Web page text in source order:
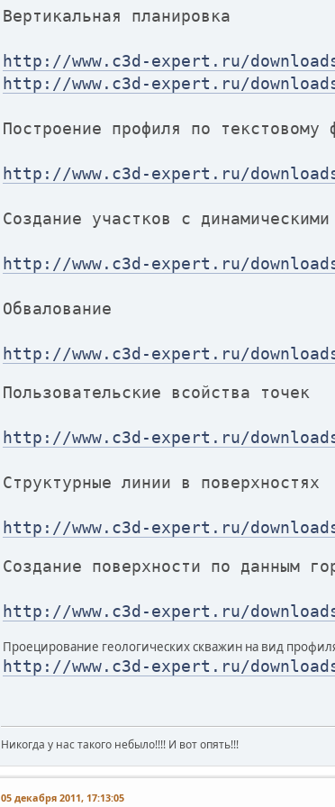
Вертикальная планировка
http://www.c3d-expert.ru/
http://www.c3d-expert.ru/
Построение профиля по текстовому
http://www.c3d-expert.ru/
Создание участков с
http://www.c3d-expert.ru/
Обвалование
http://www.c3d-expert.ru/
Пользовательские всойства точек
http://www.c3d-expert.ru/
Структурные линии в поверхностях
http://www.c3d-expert.ru/
Создание поверхности по данным
http://www.c3d-expert.ru/
Проецирование геологических скважин на вид
http://www.c3d-expert.ru/
Никогда у нас такого небыло!!!! И вот опять!!!
05 декабря 2011, 17:13:05